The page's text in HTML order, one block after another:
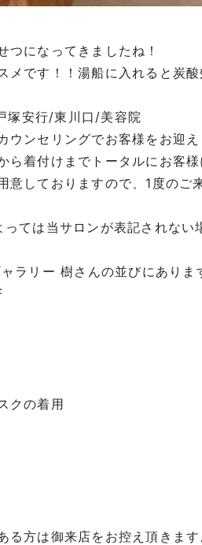
になってきましたね！
メです！！湯船に入れると炭
塚安行/東川口 /美容院
ウンセリングでお客様をお迎
ら着付けまでトータルにお客
しておりますので、 1 度のご
ては当サロンが表記されない
ラリー 樹さんの並びにありま
クの着用
方は御来店をお控え頂きます